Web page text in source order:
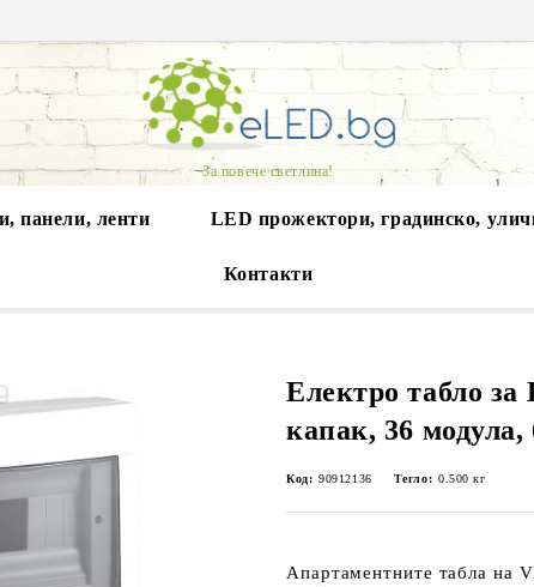
За повече светлина!
панели, ленти LED прожектори, градинско,
Контакти
Електро табло за
капак, 36 модула,
Код: 90912136 Тегло: 0.500 кг
Апартаментните табла на